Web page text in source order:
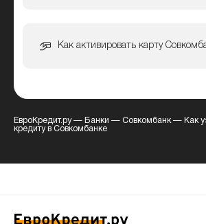
Как активировать карту
ЕвроКредит.ру— Банки — Совкомбанк — Как
кредиту в Совкомбанке